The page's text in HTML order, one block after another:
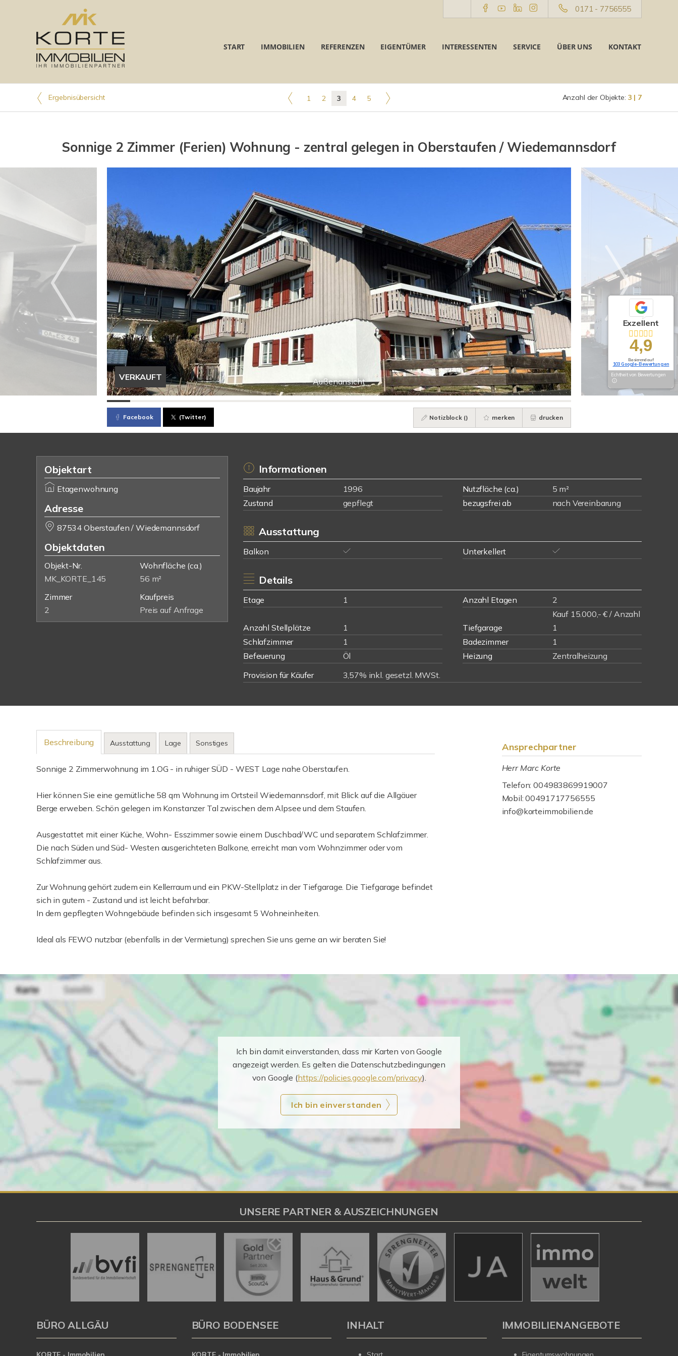
0171 - 7756555
START IMMOBILIEN REFERENZEN EIGENTÜMER INTERESSENTEN SERVICE ÜBER UNS KONTAKT
Ergebnisübersicht 1 2 3 4 5 Anzahl der Objekte: 3 | 7
Sonnige 2 Zimmer (Ferien) Wohnung - zentral gelegen in Oberstaufen / Wiedemannsdorf
Außenansicht
VERKAUFT
Facebook (Twitter) Notizblock () merken drucken
Objektart
Etagenwohnung
Adresse
87534 Oberstaufen / Wiedemannsdorf
Objektdaten
Objekt-Nr.
MK_KORTE_145
Wohnfläche (ca.)
56 m²
Zimmer
2
Kaufpreis
Preis auf Anfrage
Informationen
Baujahr 1996 Nutzfläche (ca.)
5 m²
Zustand
gepflegt bezugsfrei ab nach Vereinbarung
Ausstattung
Balkon Unterkellert
Details
Etage 1 Anzahl Etagen 2
Anzahl Stellplätze 1 Tiefgarage
Kauf 15.000,- € / Anzahl
1
Schlafzimmer
1 Badezimmer
1
Befeuerung
Öl Heizung
Zentralheizung
Provision für Käufer
3,57% inkl. gesetzl. MWSt.
Beschreibung Ausstattung Lage Sonstiges
Sonnige 2 Zimmerwohnung im 1.OG - in ruhiger SÜD - WEST Lage nahe Oberstaufen.
Hier können Sie eine gemütliche 58 qm Wohnung im Ortsteil Wiedemannsdorf, mit Blick auf die Allgäuer
Berge erweben. Schön gelegen im Konstanzer Tal zwischen dem Alpsee und dem Staufen.
Ausgestattet mit einer Küche, Wohn- Esszimmer sowie einem Duschbad/WC und separatem Schlafzimmer.
Die nach Süden und Süd- Westen ausgerichteten Balkone, erreicht man vom Wohnzimmer oder vom
Schlafzimmer aus.
Zur Wohnung gehört zudem ein Kellerraum und ein PKW-Stellplatz in der Tiefgarage. Die Tiefgarage befindet
sich in gutem - Zustand und ist leicht befahrbar.
In dem gepflegten Wohngebäude befinden sich insgesamt 5 Wohneinheiten.
Ideal als FEWO nutzbar (ebenfalls in der Vermietung) sprechen Sie uns gerne an wir beraten Sie!
Ansprechpartner
Herr Marc Korte
Telefon: 004983869919007
Mobil: 00491717756555
info@korteimmobilien.de
Ich bin damit einverstanden, dass mir Karten von Google
angezeigt werden. Es gelten die Datenschutzbedingungen
von Google (https://policies.google.com/privacy).
Ich bin einverstanden
Exzellent
4,9
Basierend auf
103 Google-Bewertungen
Echtheit von Bewertungen
UNSERE PARTNER & AUSZEICHNUNGEN
BÜRO ALLGÄU BÜRO BODENSEE INHALT IMMOBILIENANGEBOTE